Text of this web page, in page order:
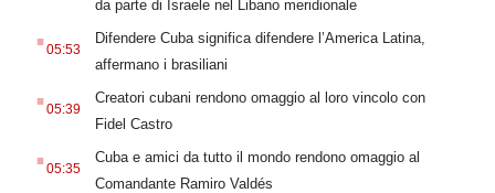
da parte di Israele nel Libano meridionale
.05:53
Difendere Cuba significa difendere l’America Latina,
affermano i brasiliani
.05:39
Creatori cubani rendono omaggio al loro vincolo con
Fidel Castro
.05:35
Cuba e amici da tutto il mondo rendono omaggio al
Comandante Ramiro Valdés